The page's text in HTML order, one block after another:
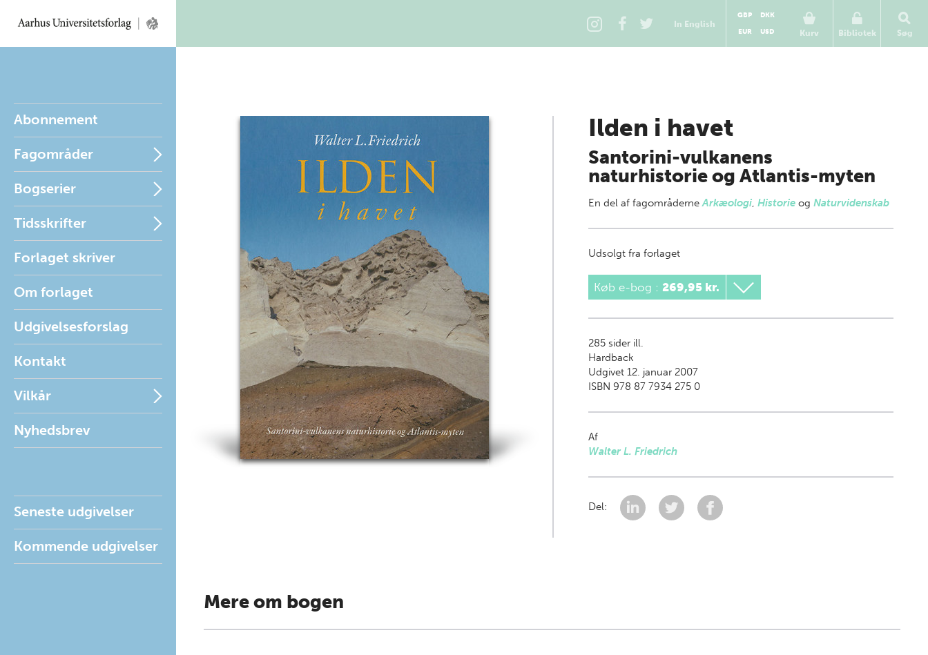
In English
Kurv
GBP
DKK
EUR
USD Bibliotek Søg
Abonnement
Fagområder
Bogserier
Tidsskrifter
Forlaget skriver
Om forlaget
Udgivelsesforslag
Kontakt
Vilkår
Nyhedsbrev
Seneste udgivelser
Kommende udgivelser
Ilden i havet
Santorini-vulkanens
naturhistorie og Atlantis-myten
En del af fagområderneArkæologi, Historieog Naturvidenskab
Udsolgt fra forlaget
Køb e-bog : 269,95 kr.
285sider ill.
Hardback
Udgivet 12. januar 2007
ISBN 978 87 7934 275 0
Af
Walter L. Friedrich
Del:
Mere om bogen